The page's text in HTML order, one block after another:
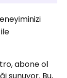
abone ol